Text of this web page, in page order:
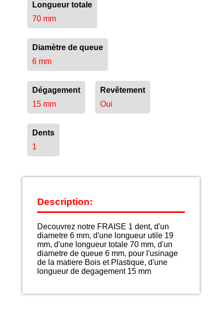
Longueur totale
70 mm
Diamètre de queue
6 mm
Dégagement
15 mm
Revêtement
Oui
Dents
1
Description:
Decouvrez notre FRAISE 1 dent, d'un
diametre 6 mm, d'une longueur utile 19
mm, d'une longueur totale 70 mm, d'un
diametre de queue 6 mm, pour l'usinage
de la matiere Bois et Plastique, d'une
longueur de degagement 15 mm